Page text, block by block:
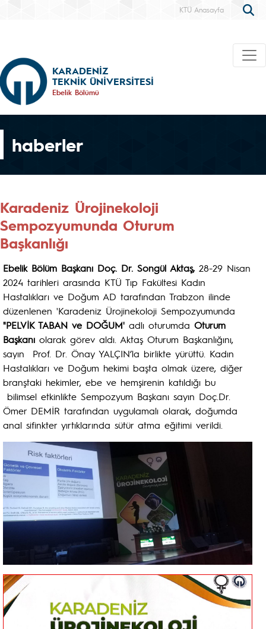
KTÜ Anasayfa
KARADENİZ
TEKNİK ÜNİVERSİTESİ
Ebelik Bölümü
haberler
Karadeniz Ürojinekoloji
Sempozyumunda Oturum
Başkanlığı
Ebelik Bölüm Başkanı Doç. Dr. Songül Aktaş,28-29 Nisan
2024 tarihleri arasında KTÜ Tıp Fakültesi Kadın
Hastalıkları ve Doğum AD tarafından Trabzon ilinde
düzenlenen 'Karadeniz Ürojinekoloji Sempozyumunda
"PELVİK TABAN ve DOĞUM' adlı oturumda Oturum
Başkanı olarak görev aldı. Aktaş Oturum Başkanlığını,
sayın Prof. Dr. Önay YALÇIN’la birlikte yürüttü. Kadın
Hastalıkları ve Doğum hekimi başta olmak üzere, diğer
branştaki hekimler, ebe ve hemşirenin katıldığı bu
bilimsel etkinlikte Sempozyum Başkanı sayın Doç.Dr.
Ömer DEMİR tarafından uygulamalı olarak, doğumda
anal sifinkter yırtıklarında sütür atma eğitimi verildi.